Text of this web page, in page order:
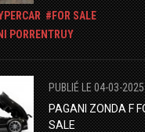
FOR SALE
PORRENTRUY
PUBLIÉ LE 04-03-2025
PAGANI ZONDA F
SALE